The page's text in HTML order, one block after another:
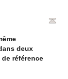
deux
référence